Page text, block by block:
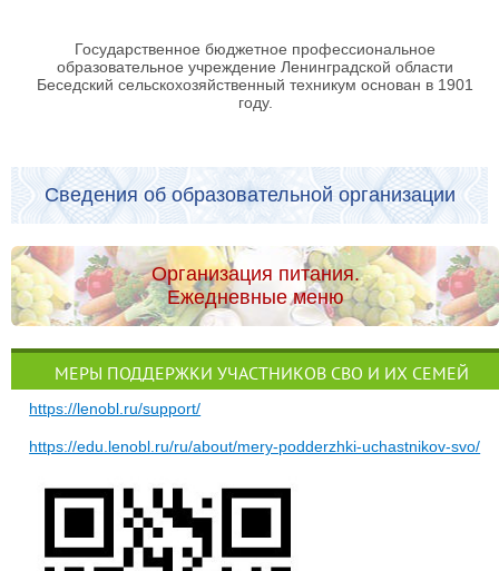
Государственное бюджетное профессиональное
образовательное учреждение Ленинградской области
Беседский сельскохозяйственный техникум основан в 1901
году.
Сведения об образовательной организации
Организация питания.
Ежедневные меню
МЕРЫ ПОДДЕРЖКИ УЧАСТНИКОВ СВО И ИХ СЕМЕЙ
https://lenobl.ru/support/
https://edu.lenobl.ru/ru/about/mery-podderzhki-uchastnikov-svo/